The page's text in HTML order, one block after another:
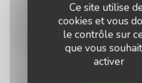
Membres
Ce site utilise
cookies et vous
le contrôle sur
que vous
activer